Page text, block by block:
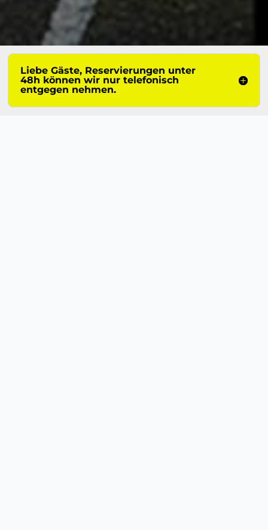
Liebe Gäste, Reservierungen unter
48h können wir nur telefonisch
entgegen nehmen.